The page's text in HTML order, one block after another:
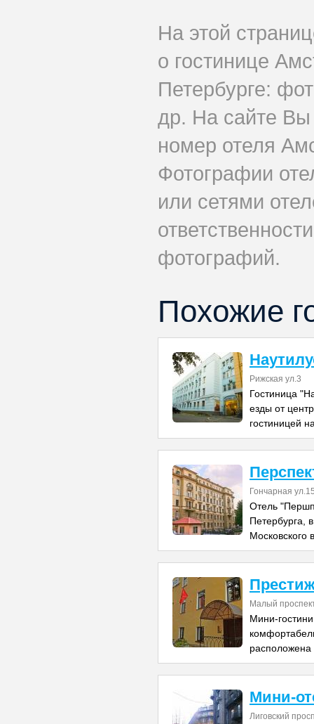
На этой
о гостинице
Петербурге:
др. На сайте Вы
номер отеля
Фотографии
или сетями
фотографий.
Похожие
Рижская ул.3
Гостиница
езды от
гостиницей
Гончарная
Отель
Петербурга,
Московского
Малый
Мини-
расположена
Мини-
Лиговский